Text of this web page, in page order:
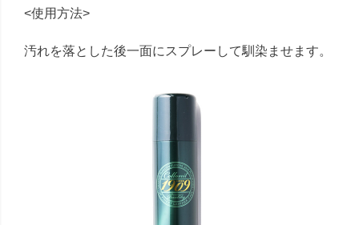
<使用方法>
汚れを落とした後一面にスプレーして馴染ませます。